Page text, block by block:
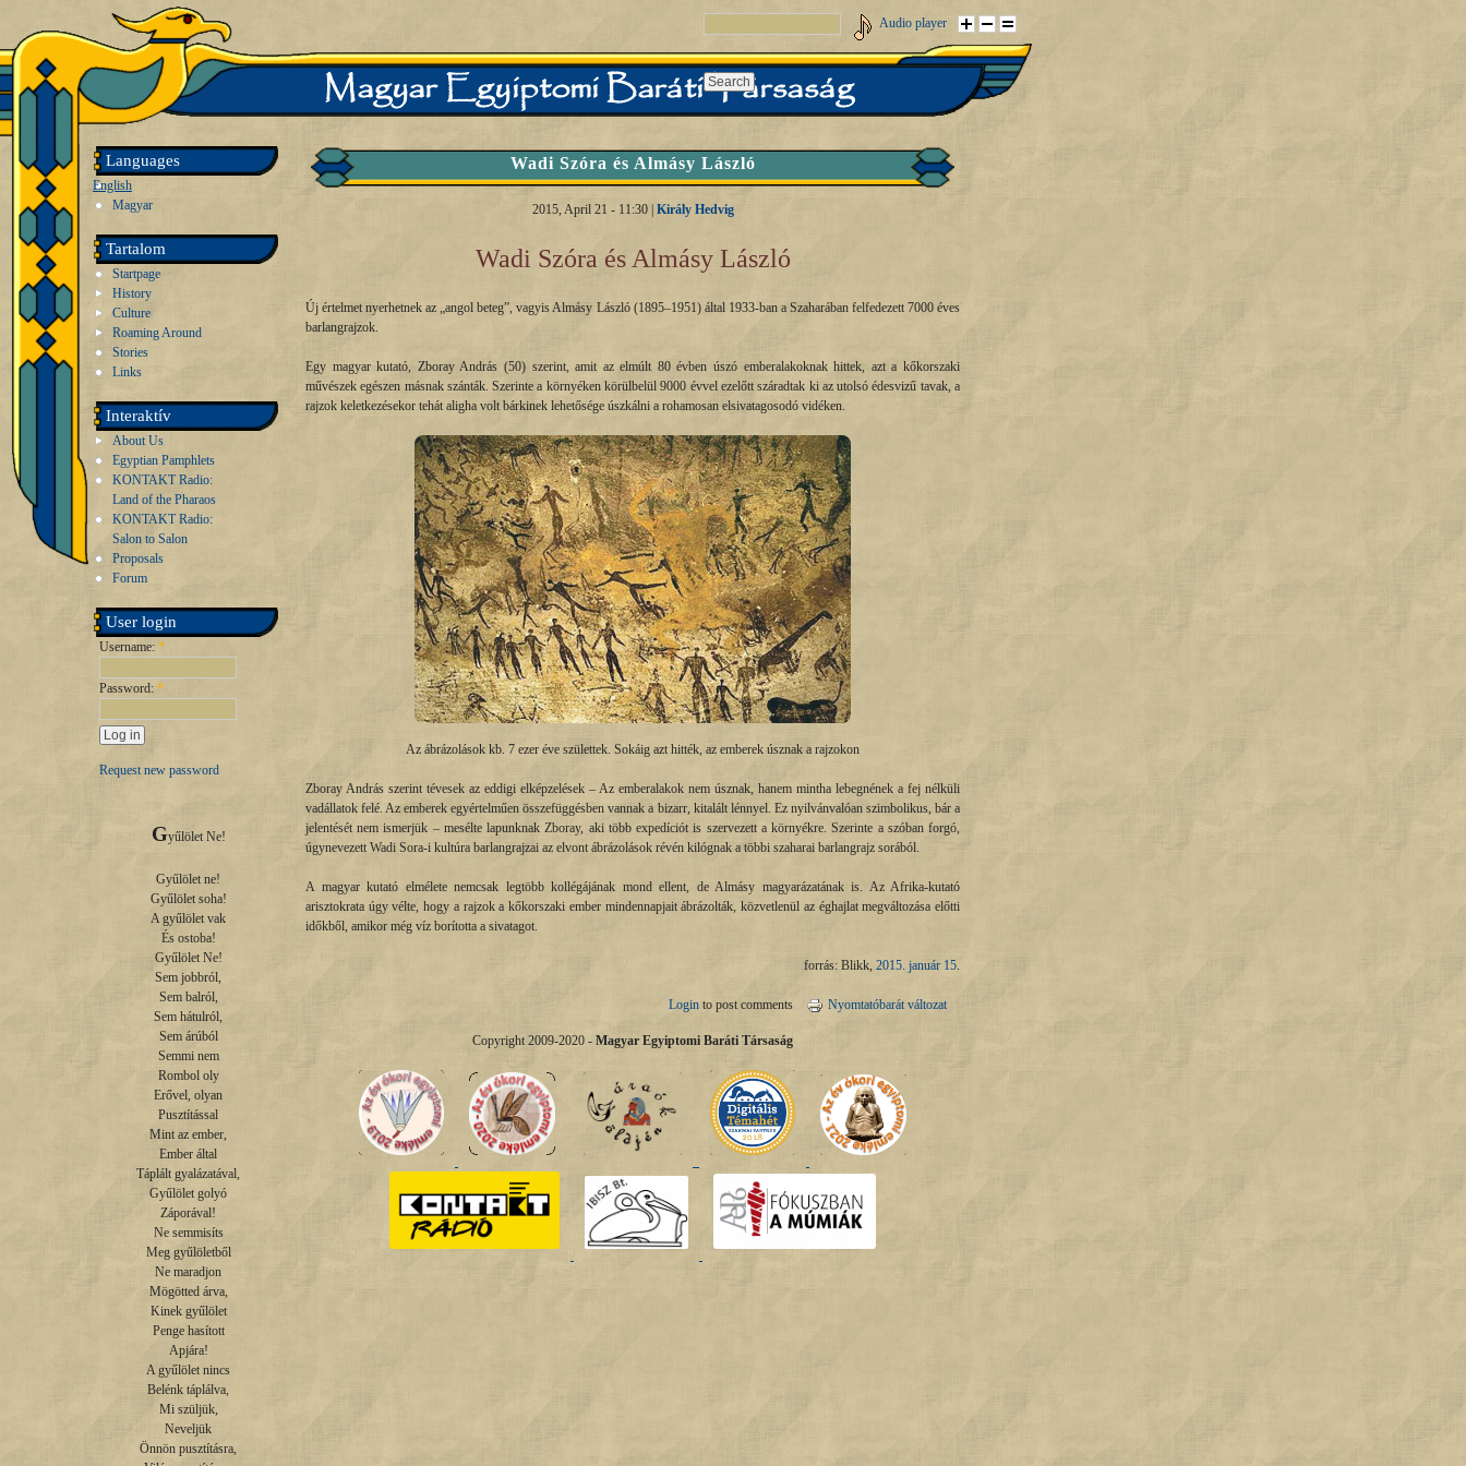
Audio player
Languages
English
Magyar
Tartalom
Startpage
History
Culture
Roaming Around
Stories
Links
Interaktív
About Us
Egyptian Pamphlets
KONTAKT Radio:
Land of the Pharaos
KONTAKT Radio:
Salon to Salon
Proposals
Forum
User login
Username: *
Password: *
Request new password
Gyűlölet Ne!
Gyűlölet ne!
Gyűlölet soha!
A gyűlölet vak
És ostoba!
Gyűlölet Ne!
Sem jobbról,
Sem balról,
Sem hátulról,
Sem árúból
Semmi nem
Rombol oly
Erővel, olyan
Pusztítással
Mint az ember,
Ember által
Táplált gyalázatával,
Gyűlölet golyó
Záporával!
Ne semmisíts
Meg gyűlöletből
Ne maradjon
Mögötted árva,
Kinek gyűlölet
Penge hasított
Apjára!
A gyűlölet nincs
Belénk táplálva,
Mi szüljük,
Neveljük
Önnön pusztításra,
Wadi Szóra és Almásy László
2015, April 21 - 11:30 | Király Hedvig
Wadi Szóra és Almásy László
Új értelmet nyerhetnek az „angol beteg”, vagyis Almásy László (1895–1951) által 1933-ban a Szaharában felfedezett 7000 éves
barlangrajzok.
Egy magyar kutató, Zboray András (50) szerint, amit az elmúlt 80 évben úszó emberalakoknak hittek, azt a kőkorszaki
művészek egészen másnak szánták. Szerinte a környéken körülbelül 9000 évvel ezelőtt száradtak ki az utolsó édesvizű tavak, a
rajzok keletkezésekor tehát aligha volt bárkinek lehetősége úszkálni a rohamosan elsivatagosodó vidéken.
Az ábrázolások kb. 7 ezer éve születtek. Sokáig azt hitték, az emberek úsznak a rajzokon
Zboray András szerint tévesek az eddigi elképzelések – Az emberalakok nem úsznak, hanem mintha lebegnének a fej nélküli
vadállatok felé. Az emberek egyértelműen összefüggésben vannak a bizarr, kitalált lénnyel. Ez nyilvánvalóan szimbolikus, bár a
jelentését nem ismerjük – mesélte lapunknak Zboray, aki több expedíciót is szervezett a környékre. Szerinte a szóban forgó,
úgynevezett Wadi Sora-i kultúra barlangrajzai az elvont ábrázolások révén kilógnak a többi szaharai barlangrajz sorából.
A magyar kutató elmélete nemcsak legtöbb kollégájának mond ellent, de Almásy magyarázatának is. Az Afrika-kutató
arisztokrata úgy vélte, hogy a rajzok a kőkorszaki ember mindennapjait ábrázolták, közvetlenül az éghajlat megváltozása előtti
időkből, amikor még víz borította a sivatagot.
forrás: Blikk, 2015. január 15.
Login to post comments Nyomtatóbarát változat
Copyright 2009-2020 - Magyar Egyiptomi Baráti Társaság